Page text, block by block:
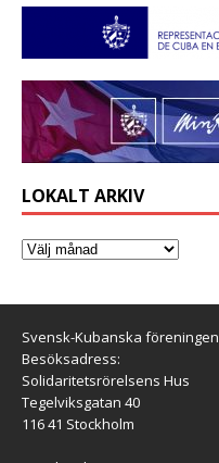
LOKALT ARKIV
Svensk-Kubanska föreningen
Besöksadress:
Solidaritetsrörelsens Hus
Tegelviksgatan 40
116 41 Stockholm